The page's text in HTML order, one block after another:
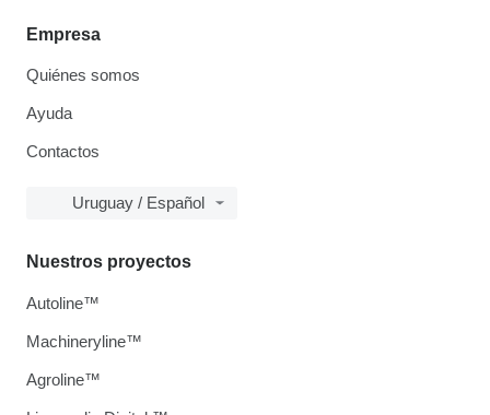
Empresa
Quiénes somos
Ayuda
Contactos
Uruguay / Español
Nuestros proyectos
Autoline™
Machineryline™
Agroline™